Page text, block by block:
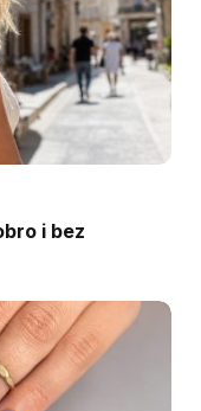
i bez